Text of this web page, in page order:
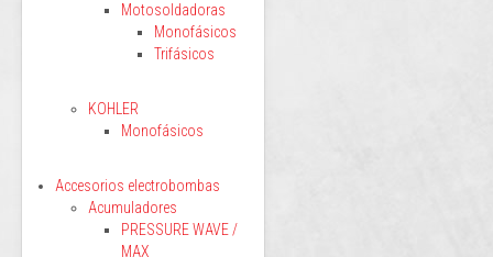
Motosoldadoras
Monofásicos
Trifásicos
KOHLER
Monofásicos
Accesorios electrobombas
Acumuladores
PRESSURE WAVE /
MAX